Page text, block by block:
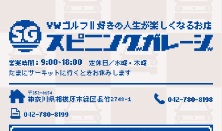
営業時間： 9:00~18:00
定休日／水曜・木曜
たまにサーキットに行くときお休みします
〒252-0154
神奈川県相模原市緑区長竹2748-1 042-780-8198
042-780-8199